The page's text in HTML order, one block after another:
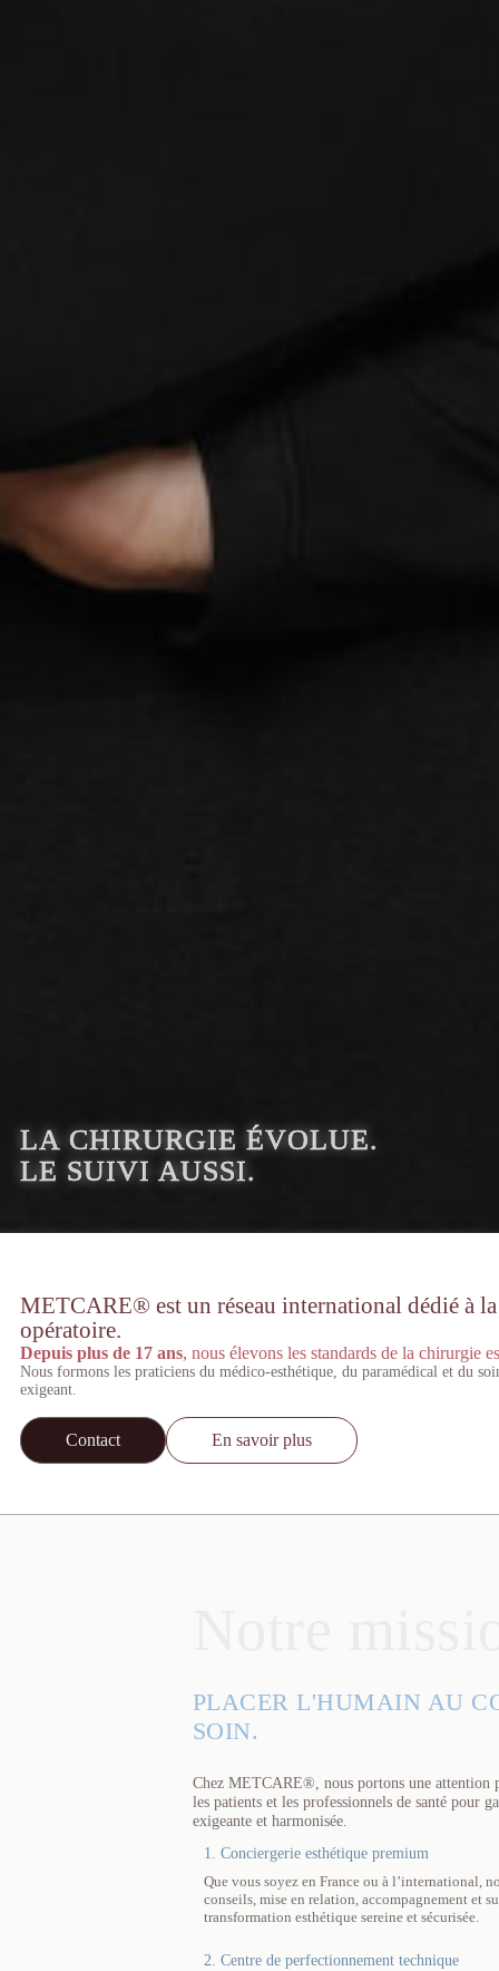
LA CHIRURGIE ÉVOLUE.
LE SUIVI AUSSI.
METCARE® est un réseau international dédié à
opératoire.
Depuis plus de 17 ans, nous élevons les standards de la chirurgie
Nous formons les praticiens du médico-esthétique, du paramédical et du
exigeant.
Contact En savoir plus
PLACER L'HUMAIN AU
SOIN.
Chez METCARE®, nous portons une attention
les patients et les professionnels de santé pour
exigeante et harmonisée.
1. Conciergerie esthétique premium
Que vous soyez en France ou à l’international,
conseils, mise en relation, accompagnement et
transformation esthétique sereine et sécurisée.
2. Centre de perfectionnement technique